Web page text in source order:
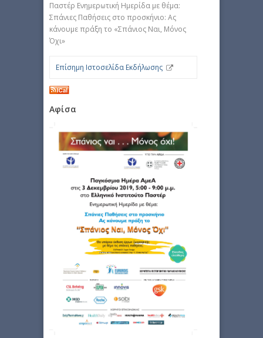
Παστέρ Ενημερωτική Ημερίδα με θέμα:
Σπάνιες Παθήσεις στο προσκήνιο: Ας
κάνουμε πράξη το «Σπάνιος Ναι, Μόνος
Όχι»
Επίσημη Ιστοσελίδα Εκδήλωσης
Αφίσα